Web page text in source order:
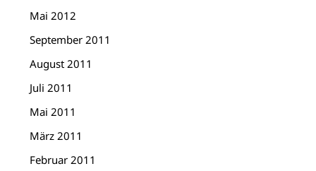
Mai 2012
September 2011
August 2011
Juli 2011
Mai 2011
März 2011
Februar 2011